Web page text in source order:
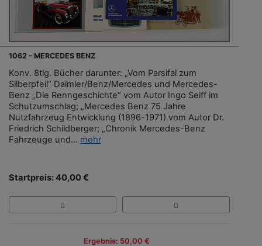
1062 - MERCEDES BENZ
Konv. 8tlg. Bücher darunter: „Vom Parsifal zum
Silberpfeil“ Daimler/Benz/Mercedes und Mercedes-
Benz „Die Renngeschichte“ vom Autor Ingo Seiff im
Schutzumschlag; „Mercedes Benz 75 Jahre
Nutzfahrzeug Entwicklung (1896-1971) vom Autor Dr.
Friedrich Schildberger; „Chronik Mercedes-Benz
Fahrzeuge und... mehr
Startpreis: 40,00 €
Ergebnis: 50,00 €